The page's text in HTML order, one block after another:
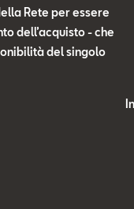
Rete per essere
dell’acquisto - che
del singolo